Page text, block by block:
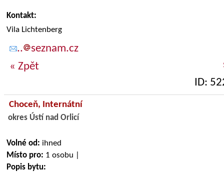
Kontakt:
Vila Lichtenberg
..
seznam.cz
« Zpět
ID:
Choceň, Internátní
okres Ústí nad Orlicí
Volné od: ihned
Místo pro: 1 osobu |
Popis bytu: